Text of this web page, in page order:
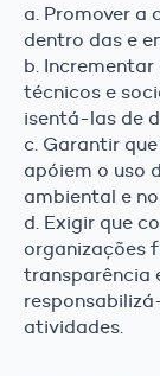
a. Promover a
dentro das e
b.
técnicos e
isentá-las de
c. Garantir
apóiem o uso
ambiental e
d. Exigir que
organizações
transparência
atividades.